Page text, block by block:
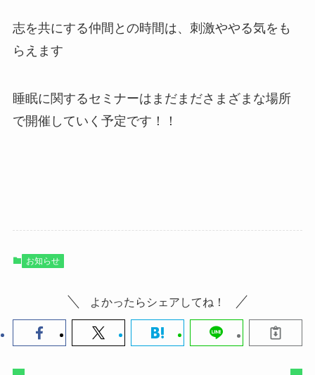
志を共にする仲間との時間は、刺激ややる気をも
らえます
睡眠に関するセミナーはまだまださまざまな場所
で開催していく予定です！！
お知らせ
よかったらシェアしてね！